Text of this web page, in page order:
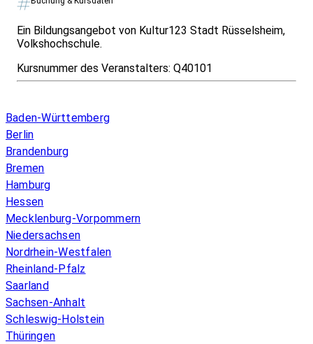
Ein Bildungsangebot von Kultur123 Stadt Rüsselsheim,
Volkshochschule.
Kursnummer des Veranstalters: Q40101
Baden-Württemberg
Berlin
Brandenburg
Bremen
Hamburg
Hessen
Mecklenburg-Vorpommern
Niedersachsen
Nordrhein-Westfalen
Rheinland-Pfalz
Saarland
Sachsen-Anhalt
Schleswig-Holstein
Thüringen